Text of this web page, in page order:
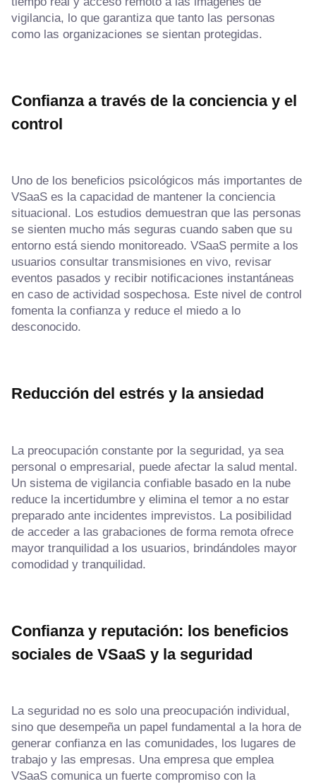
vigilancia, lo que garantiza que tanto las personas
como las organizaciones se sientan protegidas.
Confianza a través de la conciencia y el
control
Uno de los beneficios psicológicos más importantes de
VSaaS es la capacidad de mantener la conciencia
situacional. Los estudios demuestran que las personas
se sienten mucho más seguras cuando saben que su
entorno está siendo monitoreado. VSaaS permite a los
usuarios consultar transmisiones en vivo, revisar
eventos pasados y recibir notificaciones instantáneas
en caso de actividad sospechosa. Este nivel de control
fomenta la confianza y reduce el miedo a lo
desconocido.
Reducción del estrés y la ansiedad
La preocupación constante por la seguridad, ya sea
personal o empresarial, puede afectar la salud mental.
Un sistema de vigilancia confiable basado en la nube
reduce la incertidumbre y elimina el temor a no estar
preparado ante incidentes imprevistos. La posibilidad
de acceder a las grabaciones de forma remota ofrece
mayor tranquilidad a los usuarios, brindándoles mayor
comodidad y tranquilidad.
Confianza y reputación: los beneficios
sociales de VSaaS y la seguridad
La seguridad no es solo una preocupación individual,
sino que desempeña un papel fundamental a la hora de
generar confianza en las comunidades, los lugares de
trabajo y las empresas. Una empresa que emplea
VSaaS comunica un fuerte compromiso con la